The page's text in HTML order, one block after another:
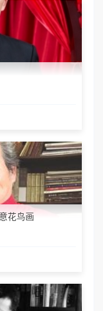
花鸟画